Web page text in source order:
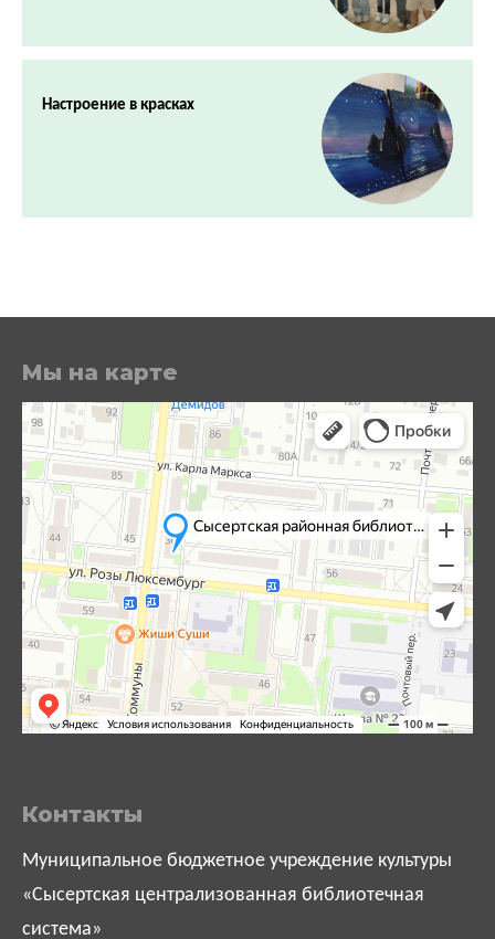
Настроение в красках
Мы на карте
Контакты
Муниципальное бюджетное учреждение культуры
«Сысертская централизованная библиотечная
система»